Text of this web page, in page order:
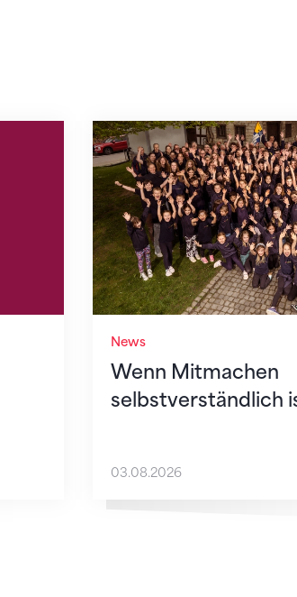
News
Wenn Mitmachen
selbstverständlich
Wenn Mitmachen
03.08.2026